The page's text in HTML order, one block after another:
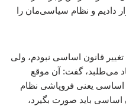
دادیم و نظام سیاسی‌مان را
تغییر قانون اساسی نبودم، ولی
می‌طلبد، گفت: آن موقع
اساسی یعنی فروپاشی نظام
اساسی باید صورت بگیرد،